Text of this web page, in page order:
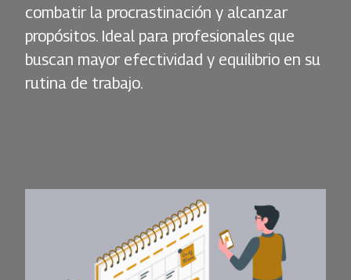
combatir la procrastinación y alcanzar
propósitos. Ideal para profesionales que
buscan mayor efectividad y equilibrio en su
rutina de trabajo.